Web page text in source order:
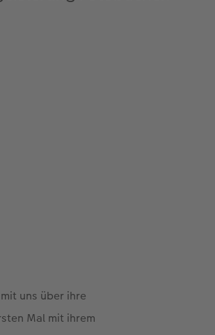
uns über ihre
Mal mit ihrem